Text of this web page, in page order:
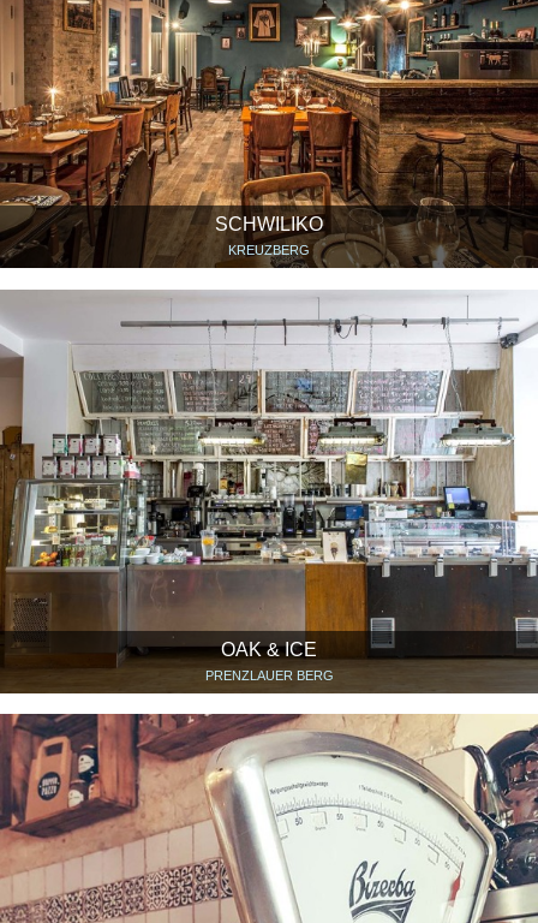
SCHWILIKO
KREUZBERG
OAK & ICE
PRENZLAUER BERG